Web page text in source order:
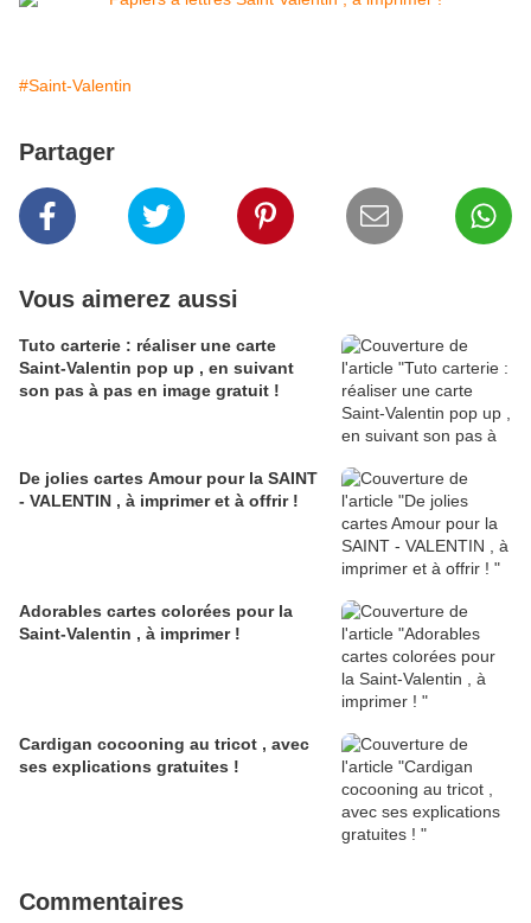
#Saint-Valentin
Partager
Vous aimerez aussi
Tuto carterie : réaliser une carte
Saint-Valentin pop up , en suivant
son pas à pas en image gratuit !
De jolies cartes Amour pour la SAINT
- VALENTIN , à imprimer et à offrir !
Adorables cartes colorées pour la
Saint-Valentin , à imprimer !
Cardigan cocooning au tricot , avec
ses explications gratuites !
Commentaires